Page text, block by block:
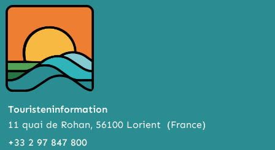
Touristeninformation
11 quai de Rohan, 56100 Lorient (France)
+33 2 97 847 800